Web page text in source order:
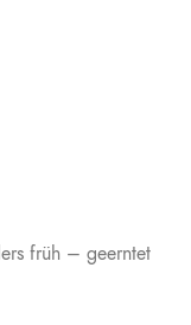
früh – geerntet